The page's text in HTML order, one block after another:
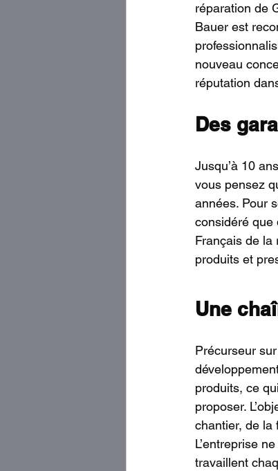
réparation de
Bauer est
nouveau
réputation
Des
Jusqu’à 10
vous pensez
années. Pour
considéré que
Français de la
produits et
Une
Précurseur
produits, ce
proposer.
chantier, de la
L’entreprise
travaillent